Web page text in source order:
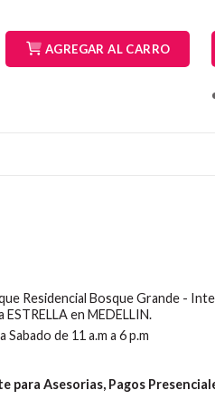
AGREGAR AL CARRO
Residencial Bosque Grande -
en MEDELLIN.
de 11 a.m a 6 p.m
para Asesorias, Pagos